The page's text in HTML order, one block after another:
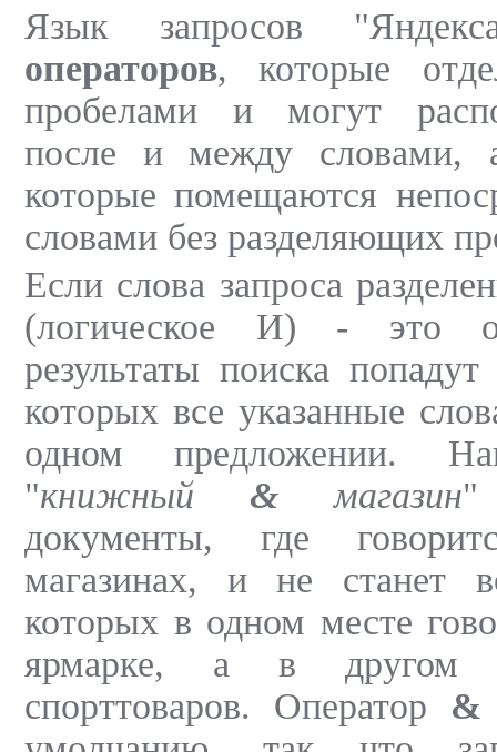
Язык запросов
операторов, которые
пробелами и могут
после и между
которые помещаются
словами без разделяющих
Если слова запроса
(логическое И) - это
результаты поиска
которых все указанные
одном предложении.
"книжный & магазин"
документы, где
магазинах, и не станет
которых в одном месте
ярмарке, а в другом
спорттоваров. Оператор &